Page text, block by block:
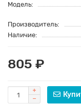
Модель:
Производитель:
Наличие:
805 ₽